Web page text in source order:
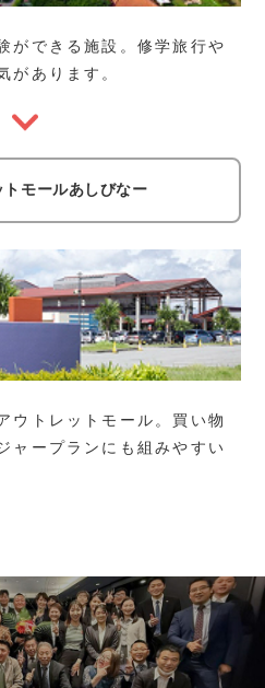
ができる施設。修学旅行や
があります。
モールあしびなー
ウトレットモール。買い物
ャープランにも組みやすい